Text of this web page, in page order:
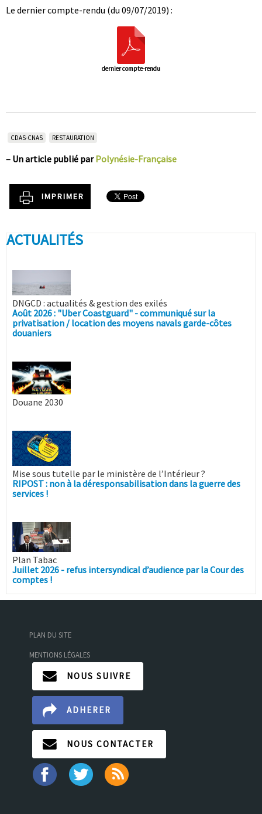
Le dernier compte-rendu (du 09/07/2019) :
dernier compte-rendu
CDAS-CNAS RESTAURATION
– Un article publié parPolynésie-Française
IMPRIMER
ACTUALITÉS
DNGCD : actualités & gestion des exilés
Août 2026 : "Uber Coastguard" - communiqué sur la
privatisation / location des moyens navals garde-côtes
douaniers
Douane 2030
Mise sous tutelle par le ministère de l’Intérieur ?
RIPOST : non à la déresponsabilisation dans la guerre des
services !
Plan Tabac
Juillet 2026 - refus intersyndical d’audience par la Cour des
comptes !
PLAN DU SITE
MENTIONS LÉGALES
NOUS SUIVRE
ADHERER
NOUS CONTACTER